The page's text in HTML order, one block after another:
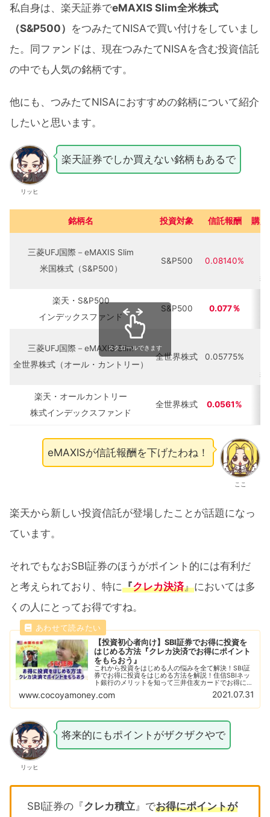
私自身は、楽天証券でeMAXIS Slim全米株式
（S&P500） をつみたてNISAで買い付けをしていまし
た。同ファンドは、現在つみたてNISAを含む投資信託
の中でも人気の銘柄です。
他にも、つみたてNISAにおすすめの銘柄について紹介
したいと思います。
リッヒ
楽天証券でしか買えない銘柄もあるで
銘柄名 投資対象 信託報酬 購入
三菱UFJ国際－eMAXIS Slim
米国株式（S&P500）
S&P500 0.08140%
楽天・S&P500
インデックスファンド
S&P500 0.077％
三菱UFJ国際－eMAXIS Slim
全世界株式（オール・カントリー）
全世界株式 0.05775%
楽天・オールカントリー
株式インデックスファンド
全世界株式 0.0561%
スクロールできます
ここ
eMAXISが信託報酬を下げたわね！
楽天から新しい投資信託が登場したことが話題になっ
ています。
それでもなおSBI証券のほうがポイント的には有利だ
と考えられており、特に『クレカ決済』においては多
くの人にとってお得ですね。
【投資初心者向け】SBI証券でお得に投資を
はじめる方法『クレカ決済でお得にポイント
をもらおう』
これから投資をはじめる人の悩みを全て解決！SBI証
券でお得に投資をはじめる方法を解説！住信SBIネッ
ト銀行のメリットを知って三井住友カードでお得にポ
イントをゲットしよう！はじめて投資するならおすす
めの投資信託は〇〇！つみたてNISAも必須！
www.cocoyamoney.com 2021.07.31
リッヒ
将来的にもポイントがザクザクやで
SBI証券の『クレカ積立 』でお得にポイントが